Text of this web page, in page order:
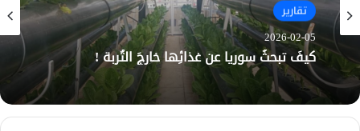
تقارير
2026-02-05
كيفَ تبحثُ سوريا عن غذائِها خارجَ التُربة !